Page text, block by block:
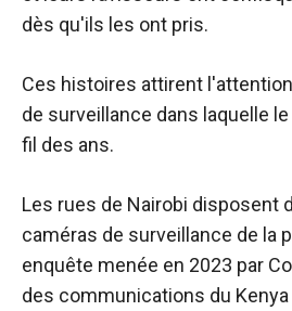
dès qu'ils les ont pris.
Ces histoires attirent
de surveillance dans laquelle
fil des ans.
Les rues de Nairobi disposent
caméras de surveillance de la
enquête menée en 2023 par
des communications du